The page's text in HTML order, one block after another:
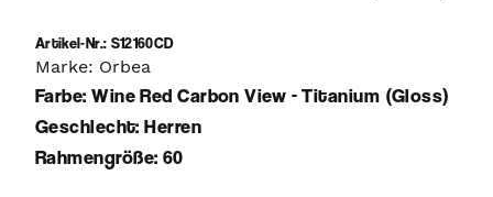
Artikel-Nr.: S12160CD
Marke: Orbea
Farbe: Wine Red Carbon View - Titanium (Gloss)
Geschlecht: Herren
Rahmengröße: 60